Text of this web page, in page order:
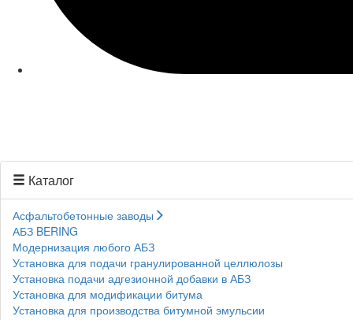
Каталог
Асфальтобетонные заводы
АБЗ BERING
Модернизация любого АБЗ
Установка для подачи гранулированной целлюлозы
Установка подачи адгезионной добавки в АБЗ
Установка для модификации битума
Установка для производства битумной эмульсии